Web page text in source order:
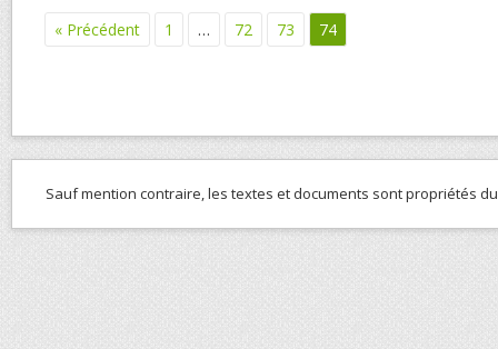
« Précédent 1 … 72 73 74
Sauf mention contraire, les textes et documents sont propriétés